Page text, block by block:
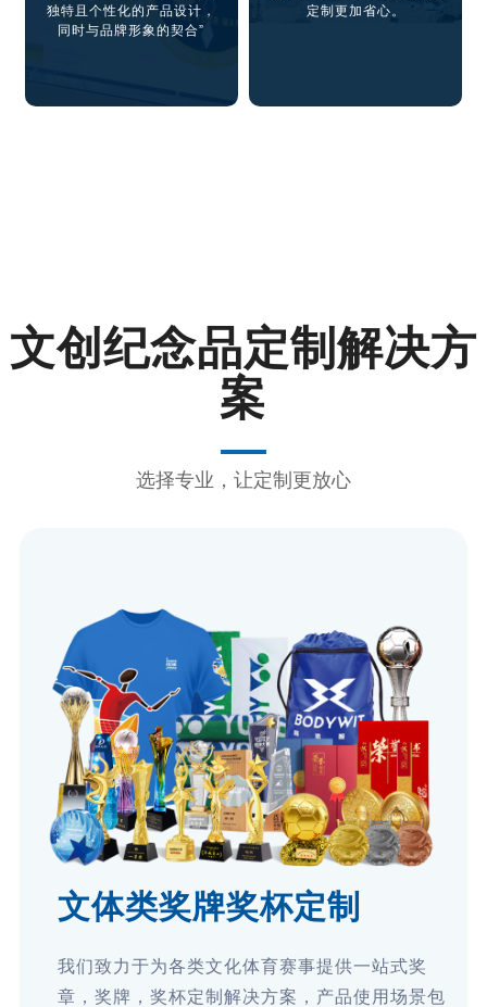
独特且个性化的产品设计，
同时与品牌形象的契合”
定制更加省心。
文创纪念品定制解决方
案
选择专业，让定制更放心
文体类奖牌奖杯定制
我们致力于为各类文化体育赛事提供一站式奖
章，奖牌，奖杯定制解决方案，产品使用场景包